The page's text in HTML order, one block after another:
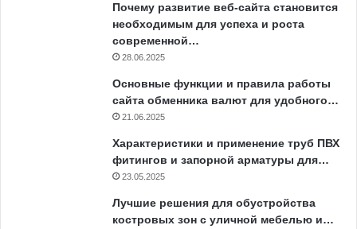
Почему развитие веб-сайта становится
необходимым для успеха и роста
современной…
28.06.2025
Основные функции и правила работы
сайта обменника валют для удобного…
21.06.2025
Характеристики и применение труб ПВХ
фитингов и запорной арматуры для…
23.05.2025
Лучшие решения для обустройства
костровых зон с уличной мебелью и…